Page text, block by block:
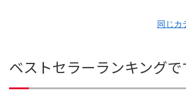
同じカ
ベストセラーランキングで